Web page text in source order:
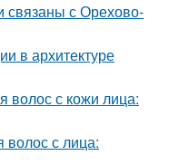
связаны с Орехово-
в архитектуре
волос с кожи лица:
волос с лица: